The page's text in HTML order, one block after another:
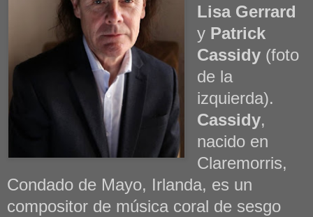
Lisa Gerrard
y Patrick
Cassidy (foto
de la
izquierda).
Cassidy,
nacido en
Claremorris,
Condado de Mayo, Irlanda, es un
compositor de música coral de sesgo